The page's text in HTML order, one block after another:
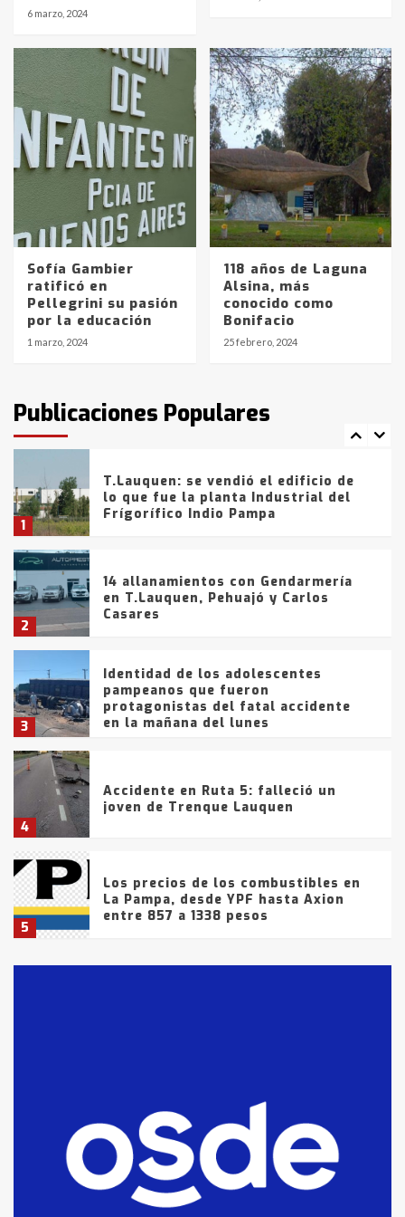
6 marzo, 2024
Sofía Gambier
ratificó en
Pellegrini su pasión
por la educación
1 marzo, 2024
118 años de Laguna
Alsina, más
conocido como
Bonifacio
25 febrero, 2024
Publicaciones Populares
4
Accidente en Ruta 5: falleció un
joven de Trenque Lauquen
Los precios de los combustibles en
La Pampa, desde YPF hasta Axion
entre 857 a 1338 pesos
6
La Bolsa de Cereales de Bahía
Blanca anticipa que Agosto vendrá
con lluvias y heladas, en gran parte
de la provincia
fueron detenidos por
comercialización de drogas en la
tarde del sábado
1
T.Lauquen: se vendió el edificio de
lo que fue la planta Industrial del
Frígorífico Indio Pampa
2
14 allanamientos con Gendarmería
en T.Lauquen, Pehuajó y Carlos
Casares
3
Identidad de los adolescentes
pampeanos que fueron
protagonistas del fatal accidente
en la mañana del lunes
4
Accidente en Ruta 5: falleció un
joven de Trenque Lauquen
5
Los precios de los combustibles en
La Pampa, desde YPF hasta Axion
entre 857 a 1338 pesos
fueron detenidos por
comercialización de drogas en la
tarde del sábado
T.Lauquen: se vendió el edificio de
lo que fue la planta Industrial del